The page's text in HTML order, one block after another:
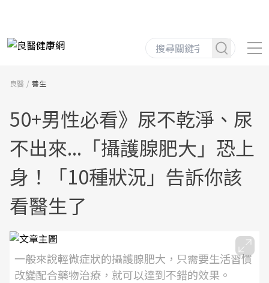
良醫 養生
50+男性必看》尿不乾淨、尿
不出來...「攝護腺肥大」恐上
身！「10種狀況」告訴你該
看醫生了
一般來說輕微症狀的攝護腺肥大，只需要生活習慣
改變配合藥物治療，就可以達到不錯的效果。